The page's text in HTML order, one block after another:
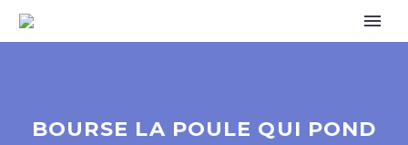
BOURSE LA POULE QUI POND